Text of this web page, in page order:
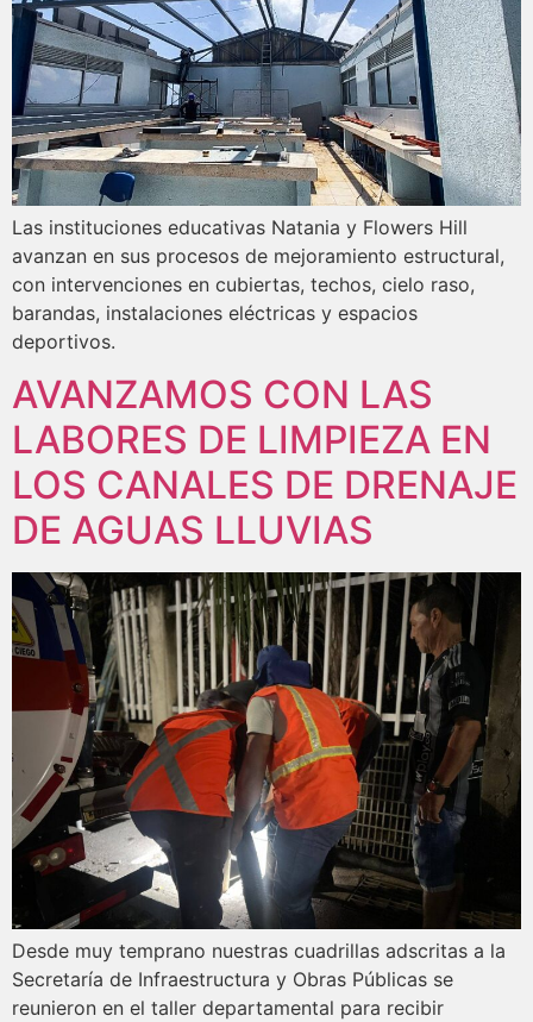
Las instituciones educativas Natania y Flowers Hill
avanzan en sus procesos de mejoramiento estructural,
con intervenciones en cubiertas, techos, cielo raso,
barandas, instalaciones eléctricas y espacios
deportivos.
AVANZAMOS CON LAS
LABORES DE LIMPIEZA EN
LOS CANALES DE DRENAJE
DE AGUAS LLUVIAS
Desde muy temprano nuestras cuadrillas adscritas a la
Secretaría de Infraestructura y Obras Públicas se
reunieron en el taller departamental para recibir